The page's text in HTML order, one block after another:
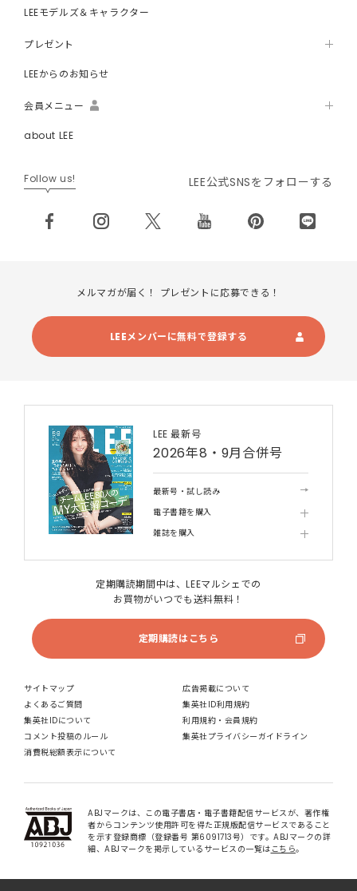
LEEモデルズ＆キャラクター
プレゼント
LEEからのお知らせ
会員メニュー
about LEE
Follow us! LEE公式SNSをフォローする
メルマガが届く！ プレゼントに応募できる！
LEEメンバーに無料で登録する
LEE 最新号
2026年8・9月合併号
最新号・試し読み
電子書籍を購入
雑誌を購入
定期購読期間中は、LEEマルシェでの
お買物がいつでも送料無料！
定期購読はこちら
サイトマップ
広告掲載について
よくあるご質問
集英社ID利用規約
集英社IDについて
利用規約・会員規約
コメント投稿のルール
集英社プライバシーガイドライン
消費税総額表示について
ABJマークは、この電子書店・電子書籍配信サービスが、著作権
者からコンテンツ使用許可を得た正規版配信サービスであること
を示す登録商標（登録番号 第6091713号）です。ABJマークの詳
細、ABJマークを掲示しているサービスの一覧は こちら。